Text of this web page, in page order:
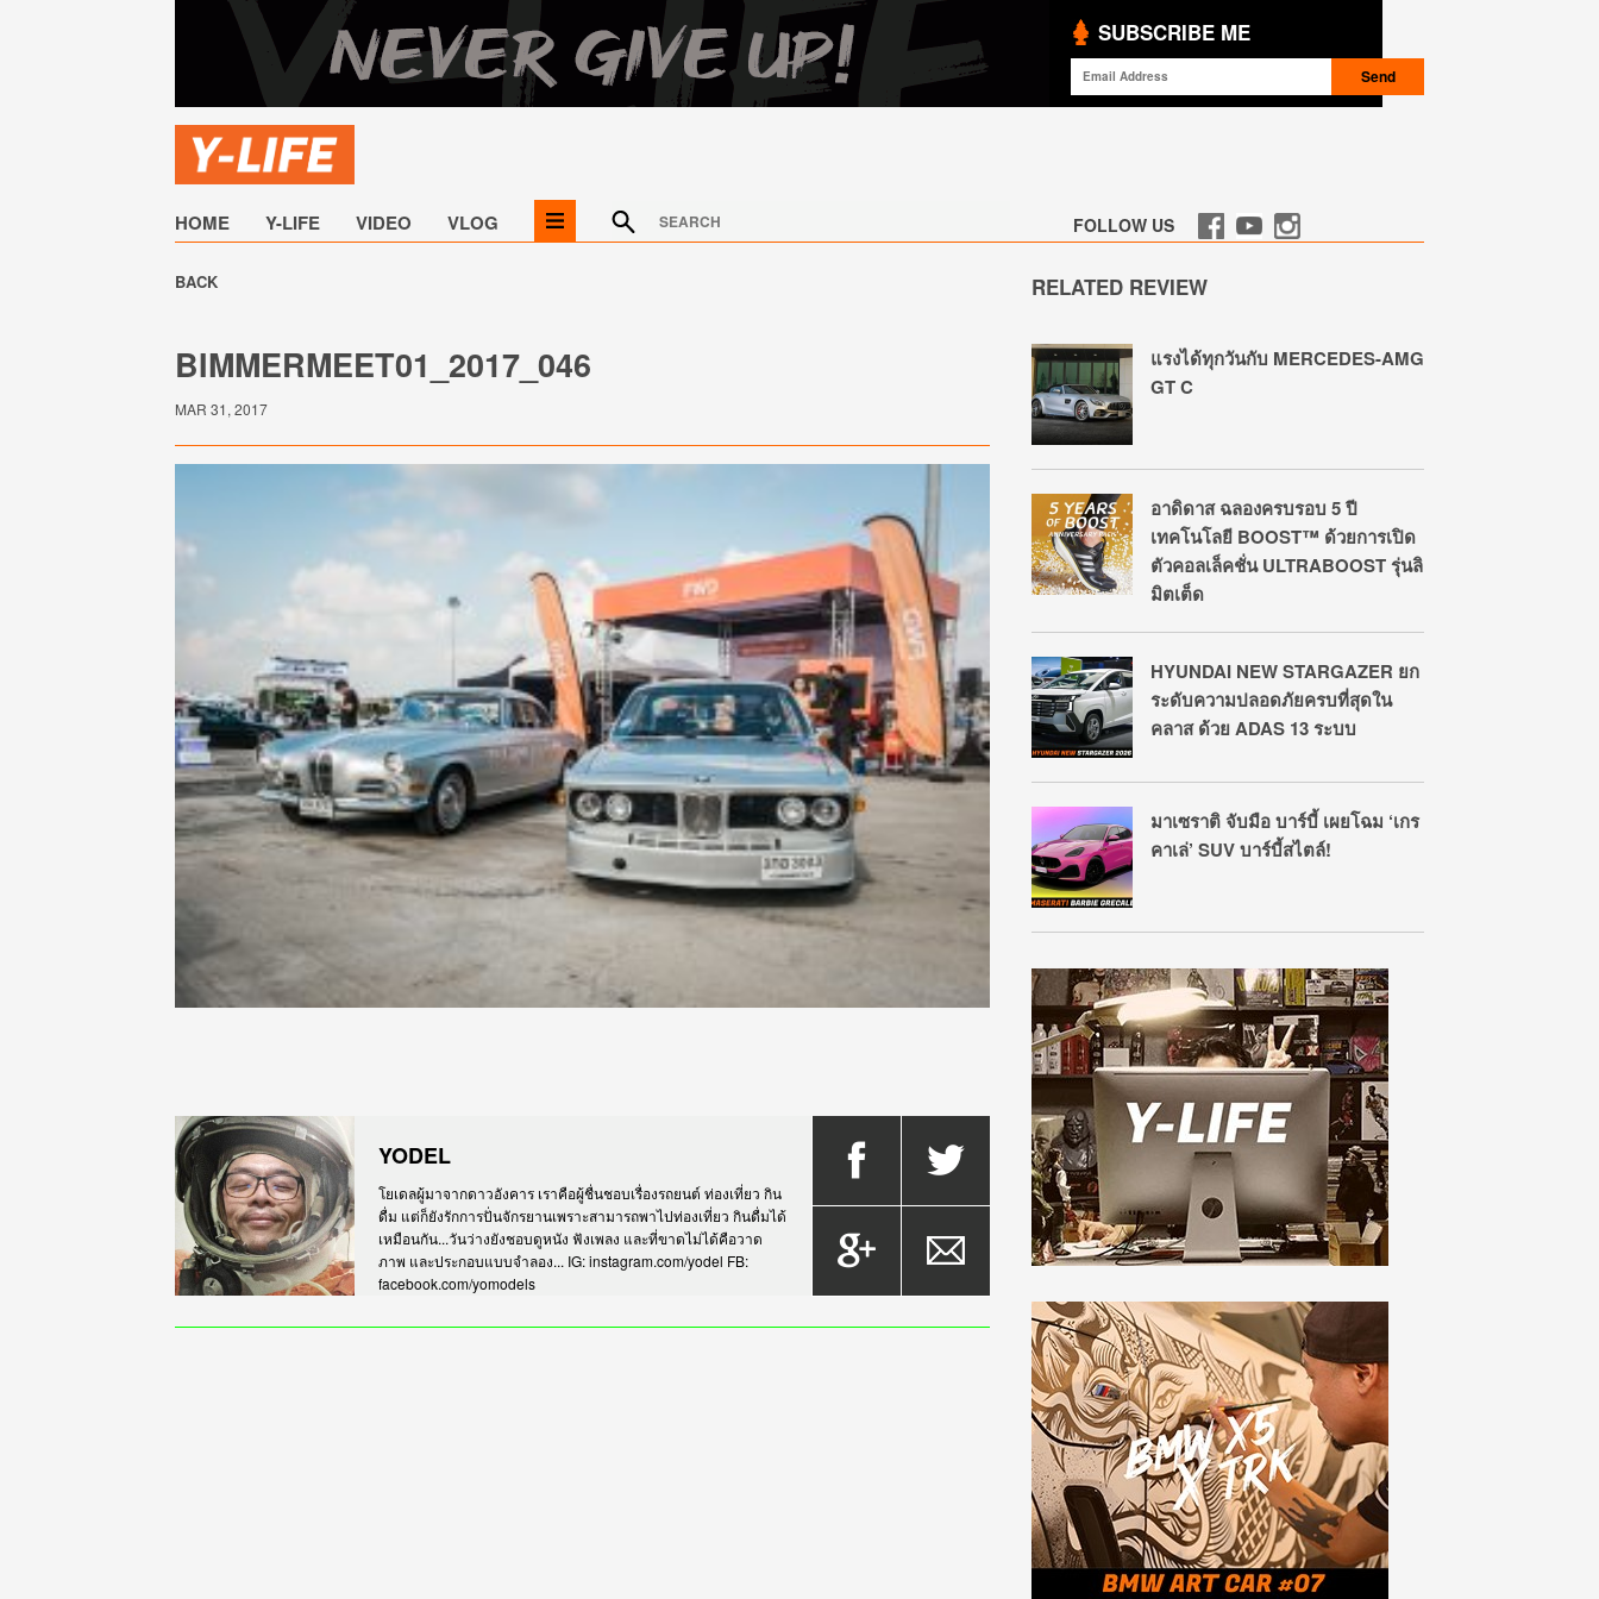
SUBSCRIBE ME
HOME Y-LIFE VIDEO VLOG FOLLOW US
BACK
BIMMERMEET01_2017_046
MAR 31, 2017
YODEL
โยเดลผู้มาจากดาวอังคาร เราคือผู้ชื่นชอบเรื่องรถยนต์ ท่องเที่ยว กิน
ดื่ม แต่ก็ยังรักการปั่นจักรยานเพราะสามารถพาไปท่องเที่ยว กินดื่มได้
เหมือนกัน...วันว่างยังชอบดูหนัง ฟังเพลง และที่ขาดไม่ได้คือวาด
ภาพ และประกอบแบบจำลอง... IG: instagram.com/yodel FB:
facebook.com/yomodels
RELATED REVIEW
แรงได้ทุกวันกับ MERCEDES-AMG
GT C
อาดิดาส ฉลองครบรอบ 5 ปี
เทคโนโลยี BOOST™ ด้วยการเปิด
ตัวคอลเล็คชั่น ULTRABOOST รุ่นลิ
มิตเต็ด
HYUNDAI NEW STARGAZER ยก
ระดับความปลอดภัยครบที่สุดใน
คลาส ด้วย ADAS 13 ระบบ
มาเซราติ จับมือ บาร์บี้ เผยโฉม ‘เกร
คาเล่’ SUV บาร์บี้สไตล์!